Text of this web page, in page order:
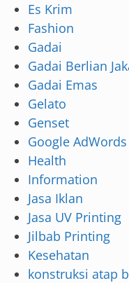
Es Krim
Fashion
Gadai
Gadai Berlian
Gadai Emas
Gelato
Genset
Google AdWords
Health
Information
Jasa Iklan
Jasa UV Printing
Jilbab Printing
Kesehatan
konstruksi atap